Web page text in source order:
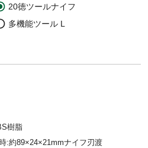
20徳ツールナイフ
多機能ツール L
樹脂
:約89×24×21mmナイフ刃渡